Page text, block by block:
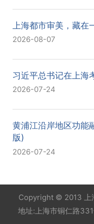
上海都市审美，藏在
2026-08-07
习近平总书记在上海
2026-07-24
黄浦江沿岸地区功能
版)
2026-07-24
Copyright © 2013 上
地址:上海市铜仁路